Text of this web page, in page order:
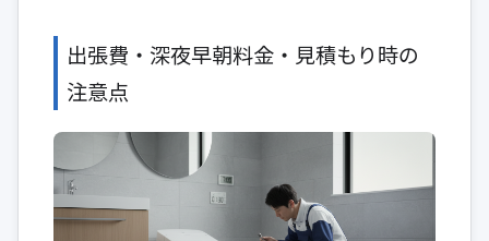
出張費・深夜早朝料金・見積もり時の
注意点